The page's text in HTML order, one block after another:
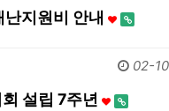
지원비 안내
02-10
설립 7주년